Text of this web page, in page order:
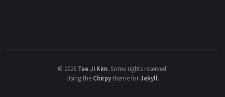
© 2026 Tae Ji Kim. Some rights reserved.
Using the Chirpytheme forJekyll.